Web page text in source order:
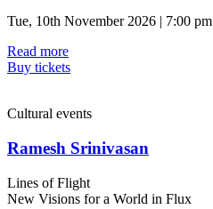
Tue, 10th November 2026 | 7:00 pm
Read more
Buy tickets
Cultural events
Ramesh Srinivasan
Lines of Flight
New Visions for a World in Flux